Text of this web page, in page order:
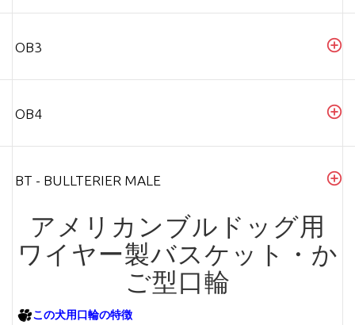
OB3
OB4
BT - BULLTERIER MALE
アメリカンブルドッグ用
ワイヤー製バスケット・か
ご型口輪
この犬用口輪の特徴